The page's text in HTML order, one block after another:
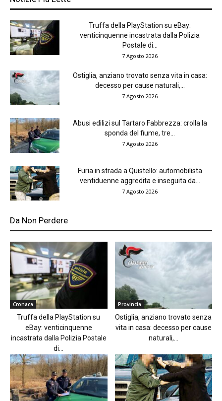
Truffa della PlayStation su eBay:
venticinquenne incastrata dalla Polizia
Postale di...
7 Agosto 2026
Ostiglia, anziano trovato senza vita in casa:
decesso per cause naturali,...
7 Agosto 2026
Abusi edilizi sul Tartaro Fabbrezza: crolla la
sponda del fiume, tre...
7 Agosto 2026
Furia in strada a Quistello: automobilista
ventiduenne aggredita e inseguita da...
7 Agosto 2026
Da Non Perdere
Cronaca
Truffa della PlayStation su
eBay: venticinquenne
incastrata dalla Polizia Postale
di...
Provincia
Ostiglia, anziano trovato senza
vita in casa: decesso per cause
naturali,...